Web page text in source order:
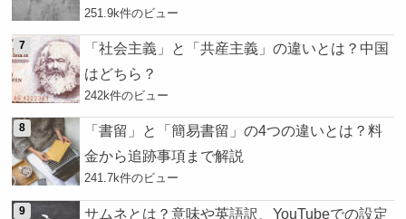
251.9k件のビュー
「社会主義」と「共産主義」の違いとは？中国
はどちら？
242k件のビュー
「書留」と「簡易書留」の4つの違いとは？料
金から追跡事項まで解説
241.7k件のビュー
サムネとは？意味や英語訳、YouTubeでの設定